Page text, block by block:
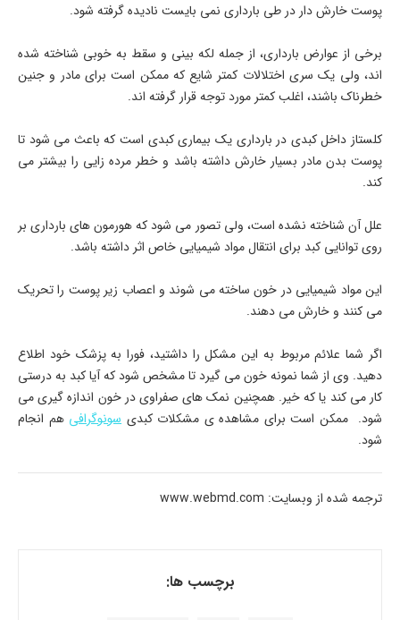
پوست خارش دار در طی بارداری نمی بایست نادیده گرفته شود.
برخی از عوارض بارداری، از جمله لکه بینی و سقط به خوبی شناخته شده
اند، ولی یک سری اختلالات کمتر شایع که ممکن است برای مادر و جنین
خطرناک باشند، اغلب کمتر مورد توجه قرار گرفته اند.
کلستاز داخل کبدی در بارداری یک بیماری کبدی است که باعث می شود تا
پوست بدن مادر بسیار خارش داشته باشد و خطر مرده زایی را بیشتر می
کند.
علل آن شناخته نشده است، ولی تصور می شود که هورمون های بارداری بر
روی توانایی کبد برای انتقال مواد شیمیایی خاص اثر داشته باشد.
این مواد شیمیایی در خون ساخته می شوند و اعصاب زیر پوست را تحریک
می کنند و خارش می دهند.
اگر شما علائم مربوط به این مشکل را داشتید، فورا به پزشک خود اطلاع
دهید. وی از شما نمونه خون می گیرد تا مشخص شود که آیا کبد به درستی
کار می کند یا که خیر. همچنین نمک های صفراوی در خون اندازه گیری می
شود. ممکن است برای مشاهده ی مشکلات کبدی سونوگرافی هم انجام
شود.
ترجمه شده از وبسایت: www.webmd.com
برچسب ها: